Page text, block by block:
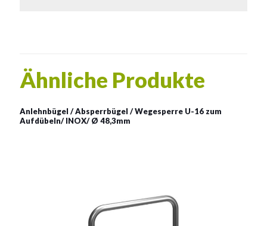
Ähnliche Produkte
Anlehnbügel / Absperrbügel / Wegesperre U-16 zum
Aufdübeln/ INOX/ Ø 48,3mm